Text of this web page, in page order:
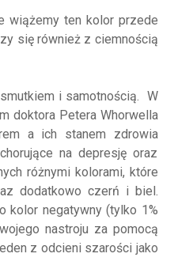
wiążemy ten kolor przede
się również z ciemnością
i samotnością. W
doktora Petera Whorwella
a ich stanem zdrowia
na depresję oraz
różnymi kolorami, które
dodatkowo czerń i biel.
kolor negatywny (tylko 1%
nastroju za pomocą
z odcieni szarości jako